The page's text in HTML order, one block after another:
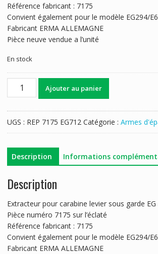
Référence fabricant : 7175
Convient également pour le modèle EG294/
Fabricant ERMA ALLEMAGNE
Pièce neuve vendue a l’unité
En stock
quantité
EG
Ajouter au panier
UGS : REP 7175 EG712 Catégorie : Armes
Description Informations
Description
Extracteur pour carabine levier sous garde
Pièce numéro 7175 sur l’éclaté
Référence fabricant : 7175
Convient également pour le modèle EG294/
Fabricant ERMA ALLEMAGNE